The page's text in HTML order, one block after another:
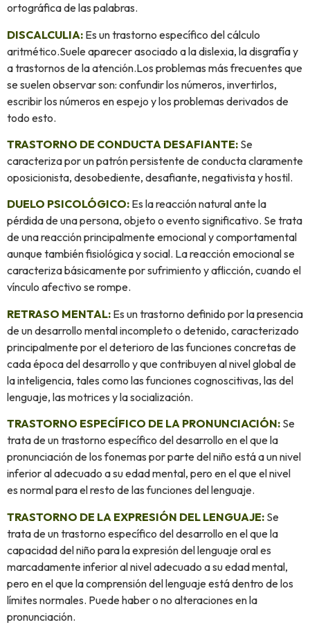
ortográfica de las palabras.
DISCALCULIA: Es un trastorno específico del cálculo
aritmético.Suele aparecer asociado a la dislexia, la disgrafía y
a trastornos de la atención.Los problemas más frecuentes que
se suelen observar son: confundir los números, invertirlos,
escribir los números en espejo y los problemas derivados de
todo esto.
TRASTORNO DE CONDUCTA DESAFIANTE: Se
caracteriza por un patrón persistente de conducta claramente
oposicionista, desobediente, desafiante, negativista y hostil.
DUELO PSICOLÓGICO: Es la reacción natural ante la
pérdida de una persona, objeto o evento significativo. Se trata
de una reacción principalmente emocional y comportamental
aunque también fisiológica y social. La reacción emocional se
caracteriza básicamente por sufrimiento y aflicción, cuando el
vínculo afectivo se rompe.
RETRASO MENTAL: Es un trastorno definido por la presencia
de un desarrollo mental incompleto o detenido, caracterizado
principalmente por el deterioro de las funciones concretas de
cada época del desarrollo y que contribuyen al nivel global de
la inteligencia, tales como las funciones cognoscitivas, las del
lenguaje, las motrices y la socialización.
TRASTORNO ESPECÍFICO DE LA PRONUNCIACIÓN: Se
trata de un trastorno específico del desarrollo en el que la
pronunciación de los fonemas por parte del niño está a un nivel
inferior al adecuado a su edad mental, pero en el que el nivel
es normal para el resto de las funciones del lenguaje.
TRASTORNO DE LA EXPRESIÓN DEL LENGUAJE: Se
trata de un trastorno específico del desarrollo en el que la
capacidad del niño para la expresión del lenguaje oral es
marcadamente inferior al nivel adecuado a su edad mental,
pero en el que la comprensión del lenguaje está dentro de los
límites normales. Puede haber o no alteraciones en la
pronunciación.